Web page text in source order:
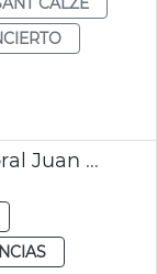
Concierto 70 cumpleaños Coral Juan Bautista Comes València